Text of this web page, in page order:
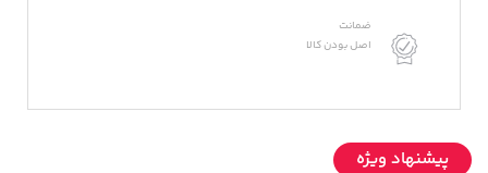
ضمانت
اصل بودن کالا
پیشنهاد ویژه